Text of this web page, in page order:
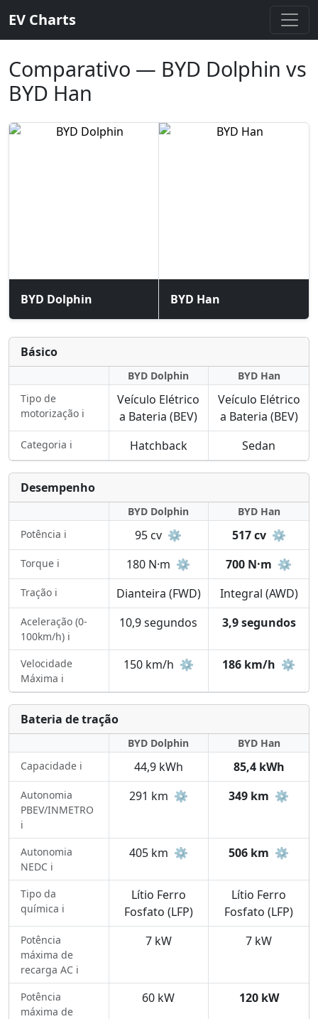
EV Charts
Comparativo — BYD Dolphin vs
BYD Han
BYD Dolphin BYD Han
Básico
BYD Dolphin
BYD Han
Tipo de
motorização ℹ️
Veículo Elétrico
a Bateria (BEV)
Veículo Elétrico
a Bateria (BEV)
Categoria ℹ️ Hatchback Sedan
Desempenho
BYD Dolphin
BYD Han
Potência ℹ️
95 cv ⚙️ 517 cv ⚙️
Torque ℹ️ 180 N·m ⚙️ 700 N·m ⚙️
Tração ℹ️ Dianteira (FWD) Integral (AWD)
Aceleração (0-
100km/h) ℹ️
10,9 segundos 3,9 segundos
Velocidade
Máxima ℹ️
150 km/h ⚙️ 186 km/h ⚙️
Bateria de tração
BYD Dolphin
BYD Han
Capacidade ℹ️
44,9 kWh 85,4 kWh
Autonomia
PBEV/INMETRO
ℹ️
291 km ⚙️ 349 km ⚙️
Autonomia
NEDC ℹ️
405 km ⚙️ 506 km ⚙️
Tipo da
química ℹ️
Lítio Ferro
Fosfato (LFP)
Lítio Ferro
Fosfato (LFP)
Potência
máxima de
recarga AC ℹ️
7 kW 7 kW
Potência
máxima de
60 kW 120 kW